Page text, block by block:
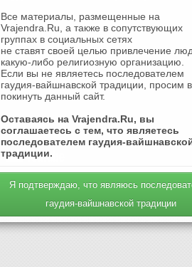
Mail.Ru
Все материалы, размещенные на
Vrajendra.Ru, а также в сопутствующих
группах в социальных сетях
не ставят своей целью привлечение
какую-либо религиозную организацию.
Если вы не являетесь последователем
гаудия-вайшнавской традиции, просим
покинуть данный сайт.
Оставаясь на Vrajendra.Ru, вы
соглашаетесь с тем, что являетесь
последователем гаудия-
традиции.
Я подтверждаю, что являюсь
гаудия-вайшнавской традиции